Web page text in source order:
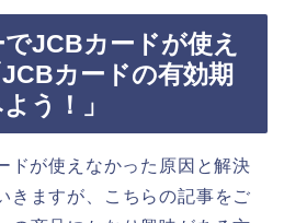
JCBカードが使え
カードの有効期
う！」
ドが使えなかった原因と解決
きますが、こちらの記事をご